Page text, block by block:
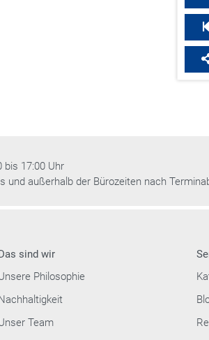
bis 17:00 Uhr
und außerhalb der Bürozeiten nach
sind wir
Philosophie
Team